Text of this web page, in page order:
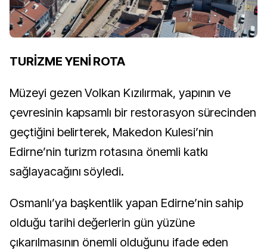
TURİZME YENİ ROTA
Müzeyi gezen Volkan Kızılırmak, yapının ve
çevresinin kapsamlı bir restorasyon sürecinden
geçtiğini belirterek, Makedon Kulesi’nin
Edirne’nin turizm rotasına önemli katkı
sağlayacağını söyledi.
Osmanlı’ya başkentlik yapan Edirne’nin sahip
olduğu tarihi değerlerin gün yüzüne
çıkarılmasının önemli olduğunu ifade eden